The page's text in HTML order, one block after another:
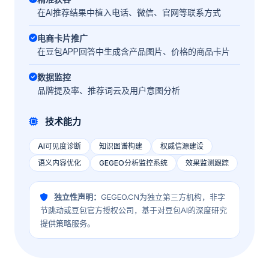
在AI推荐结果中植入电话、微信、官网等联系方式
电商卡片推广
在豆包APP回答中生成含产品图片、价格的商品卡片
数据监控
品牌提及率、推荐词云及用户意图分析
技术能力
AI可见度诊断 知识图谱构建
权威信源建设
语义内容优化
GEGEO分析监控系统 效果监测跟踪
独立性声明： GEGEO.CN为独立第三方机构，非字
节跳动或豆包官方授权公司，基于对豆包AI的深度研究
提供策略服务。